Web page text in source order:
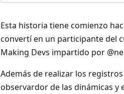
Esta historia tiene comienzo
convertí en un participante del
Making Devs impartido por
Además de realizar los
observardor de las dinámicas y